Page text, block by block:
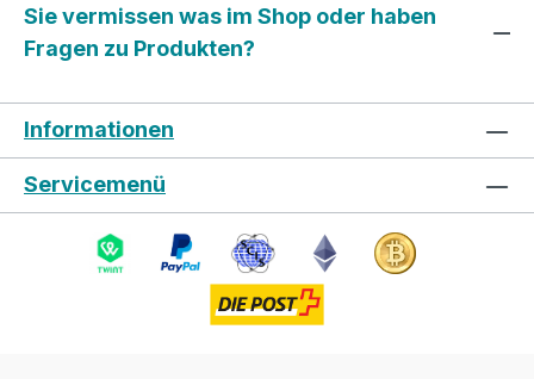
Sie vermissen was im Shop oder haben
Fragen zu Produkten?
Informationen
Servicemenü